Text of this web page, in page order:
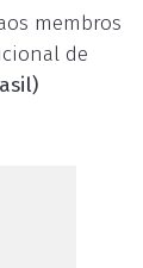
membros
de